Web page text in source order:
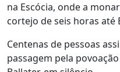
na Escócia, onde a
cortejo de seis horas até
Centenas de pessoas
passagem pela